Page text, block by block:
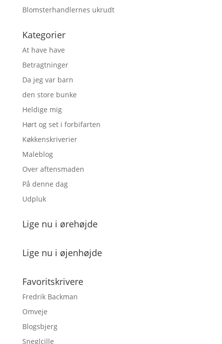
Blomsterhandlernes ukrudt
Kategorier
At have have
Betragtninger
Da jeg var barn
den store bunke
Heldige mig
Hørt og set i forbifarten
Køkkenskriverier
Maleblog
Over aftensmaden
På denne dag
Udpluk
Lige nu i ørehøjde
Lige nu i øjenhøjde
Favoritskrivere
Fredrik Backman
Omveje
Blogsbjerg
Sneglcille